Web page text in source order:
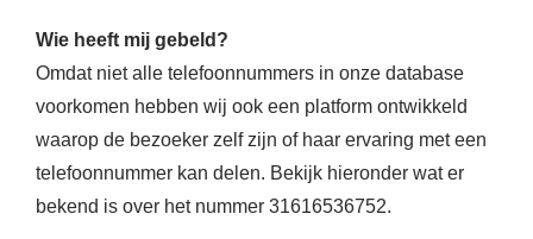
Wie heeft mij gebeld?
Omdat niet alle telefoonnummers in onze database
voorkomen hebben wij ook een platform ontwikkeld
waarop de bezoeker zelf zijn of haar ervaring met een
telefoonnummer kan delen. Bekijk hieronder wat er
bekend is over het nummer 31616536752.